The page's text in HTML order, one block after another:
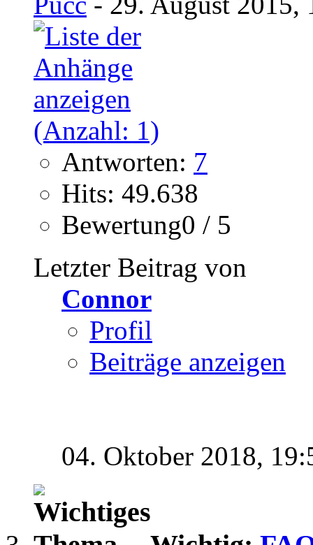
Antworten: 7
Hits: 49.638
Bewertung0 / 5
Letzter Beitrag von
Connor
Profil
Beiträge anzeigen
04. Oktober 2018,